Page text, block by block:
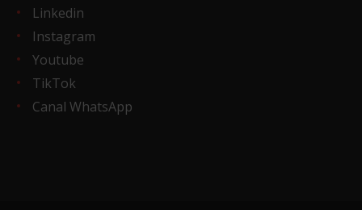
Linkedin
Instagram
Youtube
TikTok
Canal WhatsApp